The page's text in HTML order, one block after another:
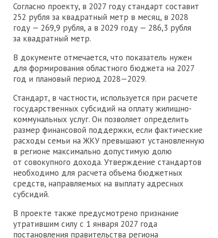
Согласно проекту, в 2027 году стандарт составит
252 рубля за квадратный метр в месяц, в 2028
году — 269,9 рубля, а в 2029 году — 286,3 рубля
за квадратный метр.
В документе отмечается, что показатель нужен
для формирования областного бюджета на 2027
год и плановый период 2028—2029.
Стандарт, в частности, используется при расчете
государственных субсидий на оплату жилищно-
коммунальных услуг. Он позволяет определить
размер финансовой поддержки, если фактические
расходы семьи на ЖКУ превышают установленную
в регионе максимально допустимую долю
от совокупного дохода. Утверждение стандартов
необходимо для расчета объема бюджетных
средств, направляемых на выплату адресных
субсидий.
В проекте также предусмотрено признание
утратившим силу с 1 января 2027 года
постановления правительства региона